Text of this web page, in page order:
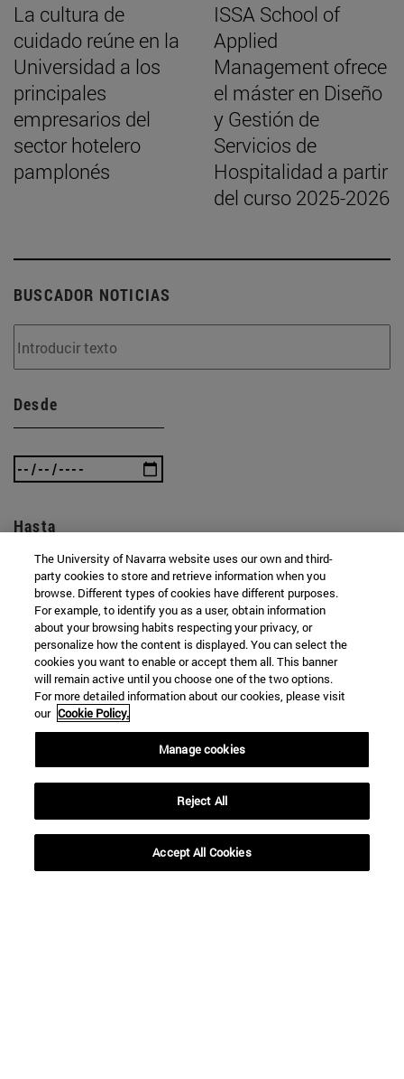
La cultura de
cuidado reúne en la
Universidad a los
principales
empresarios del
sector hotelero
pamplonés
ISSA School of
Applied
Management ofrece
el máster en Diseño
y Gestión de
Servicios de
Hospitalidad a partir
del curso 2025-2026
BUSCADOR NOTICIAS
Desde
Hasta
BUSCAR
The University of Navarra website uses our own and third-
party cookies to store and retrieve information when you
browse. Different types of cookies have different purposes.
For example, to identify you as a user, obtain information
about your browsing habits respecting your privacy, or
personalize how the content is displayed. You can select the
cookies you want to enable or accept them all. This banner
will remain active until you choose one of the two options.
For more detailed information about our cookies, please visit
our Cookie Policy.
Manage cookies
Reject All
Accept All Cookies